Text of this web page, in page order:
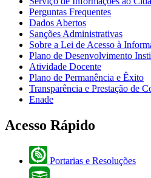
Perguntas Frequentes
Dados Abertos
Sanções Administrativas
Sobre a Lei de Acesso à
Plano de Desenvolvimento
Atividade Docente
Plano de Permanência e Êxito
Transparência e Prestação de
Enade
Acesso Rápido
Portarias e Resoluções